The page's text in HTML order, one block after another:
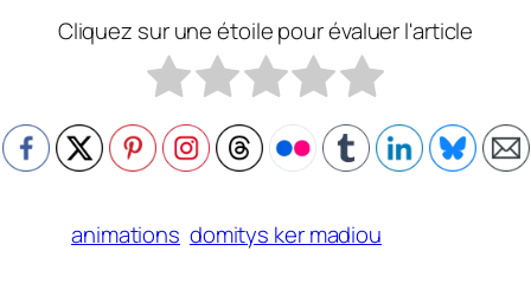
Cliquez sur une étoile pour évaluer l'article
animations domitys ker madiou